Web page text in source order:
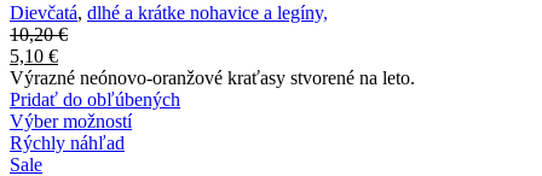
Dievčatá, dlhé a krátke nohavice a legíny,
10,20€
5,10 €
Výrazné neónovo-oranžové kraťasy stvorené na leto.
Pridať do obľúbených
Výber možností
Rýchly náhľad
Sale